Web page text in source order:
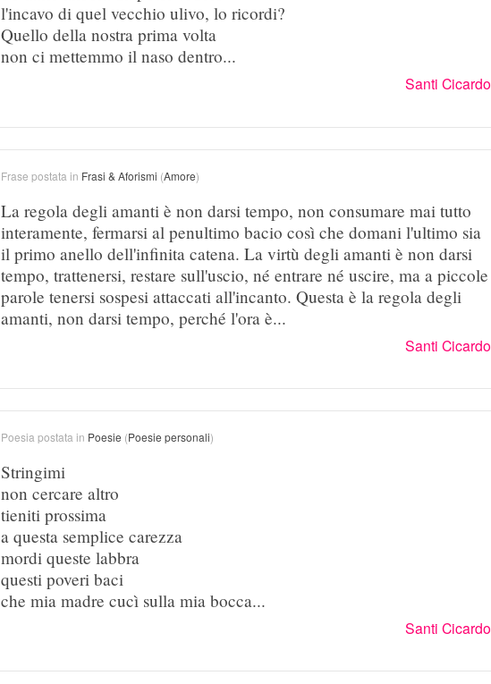
l'incavo di quel vecchio ulivo, lo ricordi?
Quello della nostra prima volta
non ci mettemmo il naso dentro...
Santi Cicardo
Frase postata in Frasi & Aforismi (Amore)
La regola degli amanti è non darsi tempo, non consumare mai tutto
interamente, fermarsi al penultimo bacio così che domani l'ultimo sia
il primo anello dell'infinita catena. La virtù degli amanti è non darsi
tempo, trattenersi, restare sull'uscio, né entrare né uscire, ma a piccole
parole tenersi sospesi attaccati all'incanto. Questa è la regola degli
amanti, non darsi tempo, perché l'ora è...
Santi Cicardo
Poesia postata in Poesie (Poesie personali)
Stringimi
non cercare altro
tieniti prossima
a questa semplice carezza
mordi queste labbra
questi poveri baci
che mia madre cucì sulla mia bocca...
Santi Cicardo